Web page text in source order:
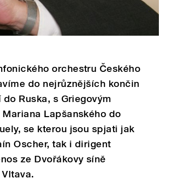
orchestru Českého
do nejrůznějších končin
Ruska, s Griegovým
Lapšanského do
se kterou jsou spjati jak
Oscher, tak i dirigent
ze Dvořákovy síně